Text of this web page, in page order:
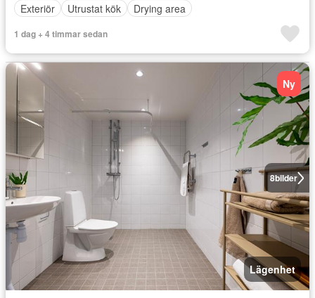
Exteriör
Utrustat kök Drying area
1 dag + 4 timmar sedan
8bilder
Ny
Lägenhet